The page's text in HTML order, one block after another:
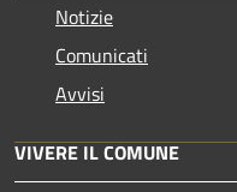
Notizie
Comunicati
Avvisi
VIVERE IL COMUNE